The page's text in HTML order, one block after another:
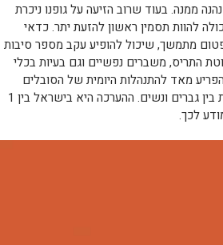
ממנה. בעוד שרוב הזיעה על גופנו ניכרת
להוות תסמין ראשון להזעת יתר. כדאי
מתמשך, שיכול להופיע עקב מספר סיבות
התריס, משברים נפשיים וגם בעיות בכלי
מאד להתנהלות היומית של הסובלים
ממנה. תופעות של הזעת יתר מוכרות בגילאי 16 – 50, ומזוהות כשוות בין גברים ונשים. ההערכה היא בישראל בין 1